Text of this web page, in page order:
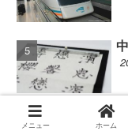
メニュー ホーム